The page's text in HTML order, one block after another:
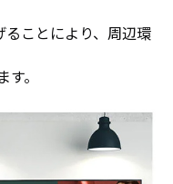
ことにより、周辺環
。